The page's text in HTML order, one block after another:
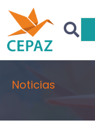
Noticias